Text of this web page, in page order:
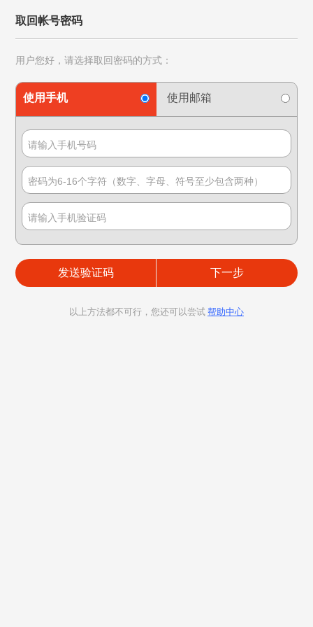
取回帐号密码
用户您好，请选择取回密码的方式：
使用手机 使用邮箱
发送验证码
以上方法都不可行，您还可以尝试 帮助中心